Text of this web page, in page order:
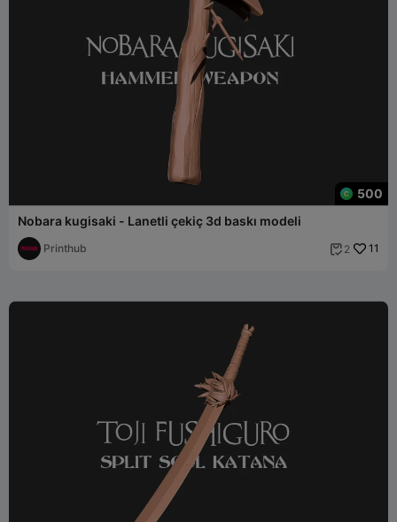
500
Nobara kugisaki - Lanetli çekiç 3d baskı modeli
Printhub  2 11